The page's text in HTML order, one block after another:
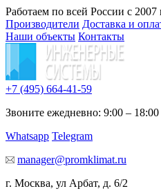
Работаем по всей России с 2007
Производители Доставка и
Наши объекты Контакты
+7 (495) 664-41-59
Звоните ежедневно: 9:00 – 18:00
Whatsapp Telegram
manager@promklimat.ru
г. Москва, ул Арбат, д. 6/2